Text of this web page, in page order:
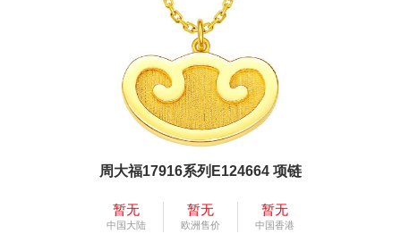
周大福17916系列E124664 项链
暂无
中国大陆
暂无
欧洲售价
暂无
中国香港